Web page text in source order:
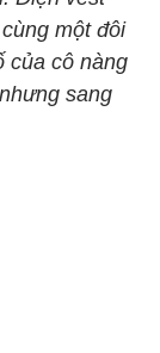
một đôi
của cô nàng
sang